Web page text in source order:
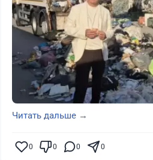
Читать дальше →
0 0 0 0